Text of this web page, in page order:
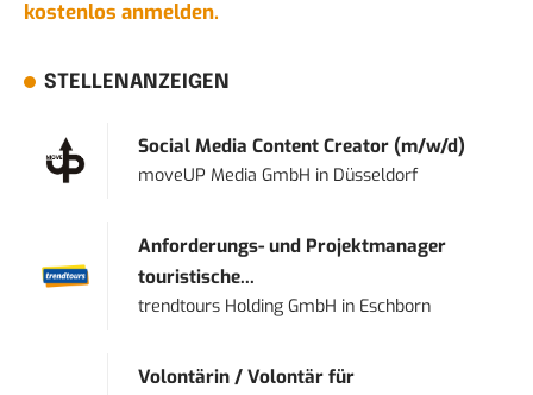
kostenlos anmelden.
STELLENANZEIGEN
Social Media Content Creator (m/w/d)
moveUP Media GmbH in Düsseldorf
Anforderungs- und Projektmanager
touristische...
trendtours Holding GmbH in Eschborn
Volontärin / Volontär für